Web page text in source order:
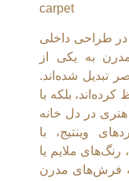
carpet
طراحی داخلی
به یکی از
تبدیل شده‌اند.
بلکه با
در دل خانه
وینتیج، با
رنگ‌های ملایم یا
فرش‌های مدرن